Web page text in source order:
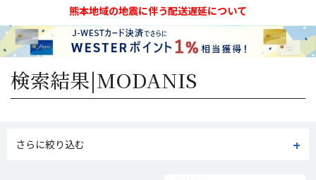
熊本地域の地震に伴う配送遅延について
検索結果|MODANIS
さらに絞り込む